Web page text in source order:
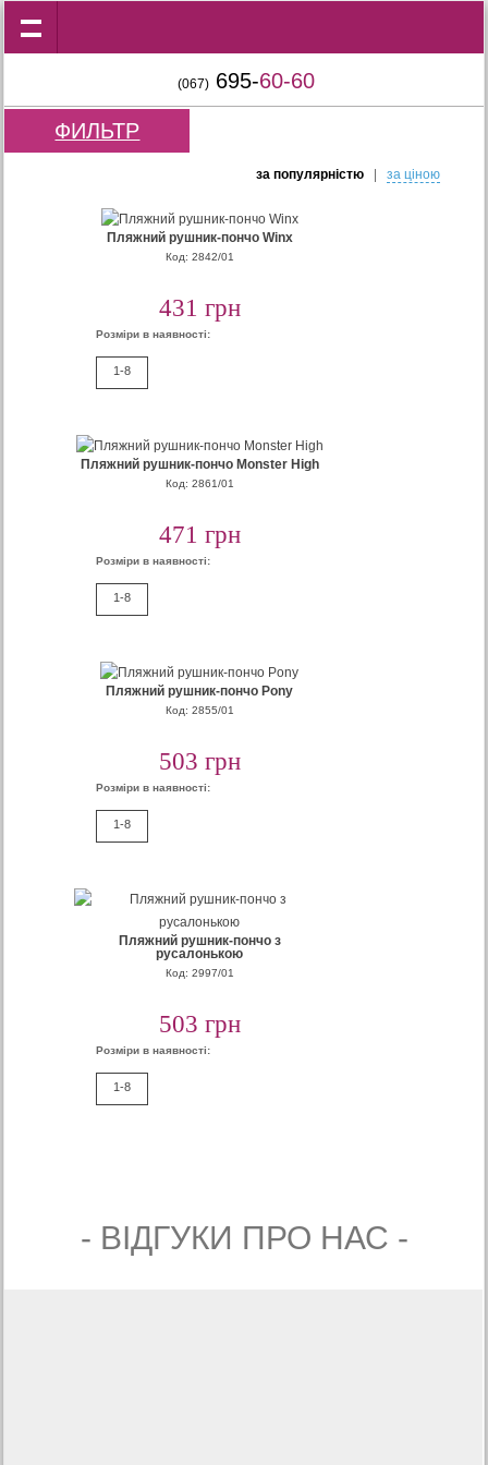
(067) 695-60-60
ФИЛЬТР
за популярнiстю| за цiною
Пляжний рушник-пончо Winx
Код: 2842/01
431 грн
Розміри в наявності:
1-8
Пляжний рушник-пончо Monster High
Код: 2861/01
471 грн
Розміри в наявності:
1-8
Пляжний рушник-пончо Pony
Код: 2855/01
503 грн
Розміри в наявності:
1-8
Пляжний рушник-пончо з
русалонькою
Код: 2997/01
503 грн
Розміри в наявності:
1-8
- ВIДГУКИ ПРО НАС -